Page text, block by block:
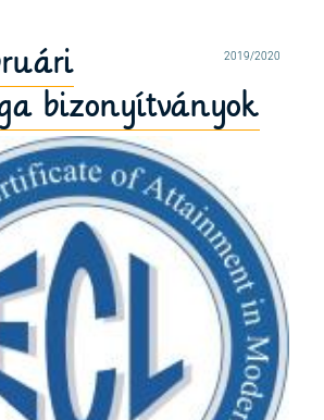
2019/2020
bizonyítványok